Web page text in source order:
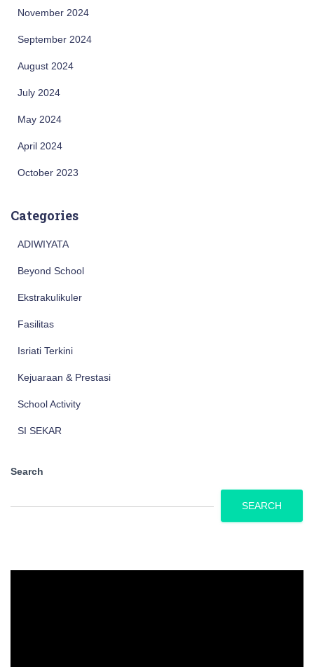
November 2024
September 2024
August 2024
July 2024
May 2024
April 2024
October 2023
Categories
ADIWIYATA
Beyond School
Ekstrakulikuler
Fasilitas
Isriati Terkini
Kejuaraan & Prestasi
School Activity
SI SEKAR
Search
SEARCH